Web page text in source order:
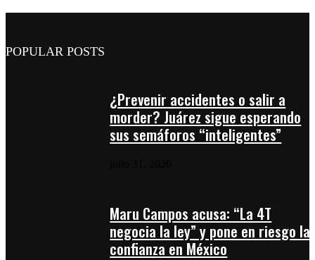
POPULAR POSTS
¿Prevenir accidentes o salir a
morder? Juárez sigue esperando
sus semáforos “inteligentes”
Maru Campos acusa: “La 4T
negocia la ley” y pone en riesgo la
confianza en México